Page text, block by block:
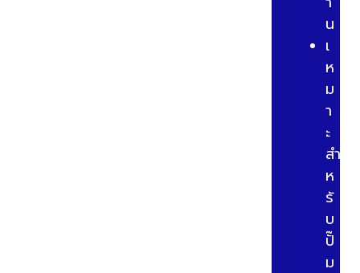
น
เ
ห
ม
า
ะ
สำ
ห
รั
บ
ปั๊
ม